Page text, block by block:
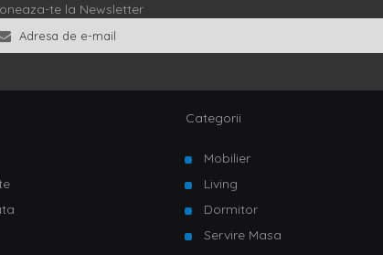
te la Newsletter
Categorii
Mobilier
Living
Dormitor
Servire Masa